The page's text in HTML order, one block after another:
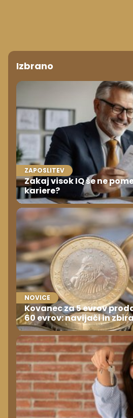
Izbrano
ZAPOSLITEV
Zakaj visok IQ še ne
kariere?
NOVICE
Kovanec za 5 evrov
60 evrov: navijači in